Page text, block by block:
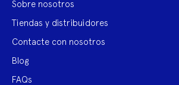
Sobre nosotros
Tiendas y distribuidores
Contacte con nosotros
Blog
FAQs